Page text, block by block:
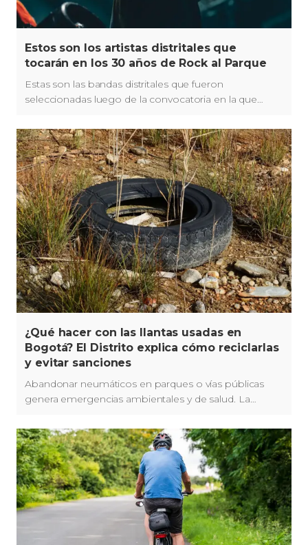
Estos son los artistas distritales que
tocarán en los 30 años de Rock al Parque
Estas son las bandas distritales que fueron
seleccionadas luego de la convocatoria en la que
¿Qué hacer con las llantas usadas en
Bogotá? El Distrito explica cómo reciclarlas
y evitar sanciones
Abandonar neumáticos en parques o vías públicas
genera emergencias ambientales y de salud. La
canales gratuitos para su correcta entrega.